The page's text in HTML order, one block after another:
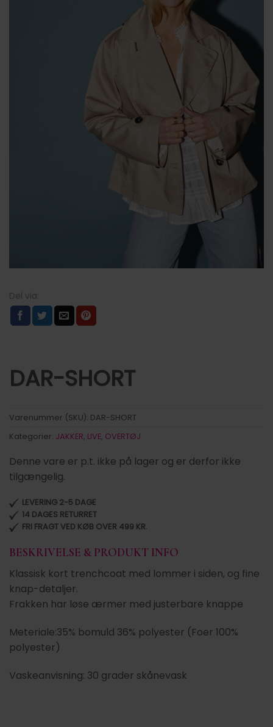
DAR-SHORT
Varenummer (SKU): DAR-SHORT
Kategorier: JAKKER, LIVE, OVERTØJ
Denne vare er p.t. ikke på lager og er derfor ikke
tilgængelig.
LEVERING 2-5 DAGE
14 DAGES RETURRET
FRI FRAGT VED KØB OVER 499 KR.
BESKRIVELSE & PRODUKT INFO
Klassisk kort trenchcoat med lommer i siden, og fine
knap-detaljer.
Frakken har løse ærmer med justerbare knappe
Meteriale:35% bomuld 36% polyester (Foer 100%
polyester)
Vaskeanvisning: 30 grader skånevask